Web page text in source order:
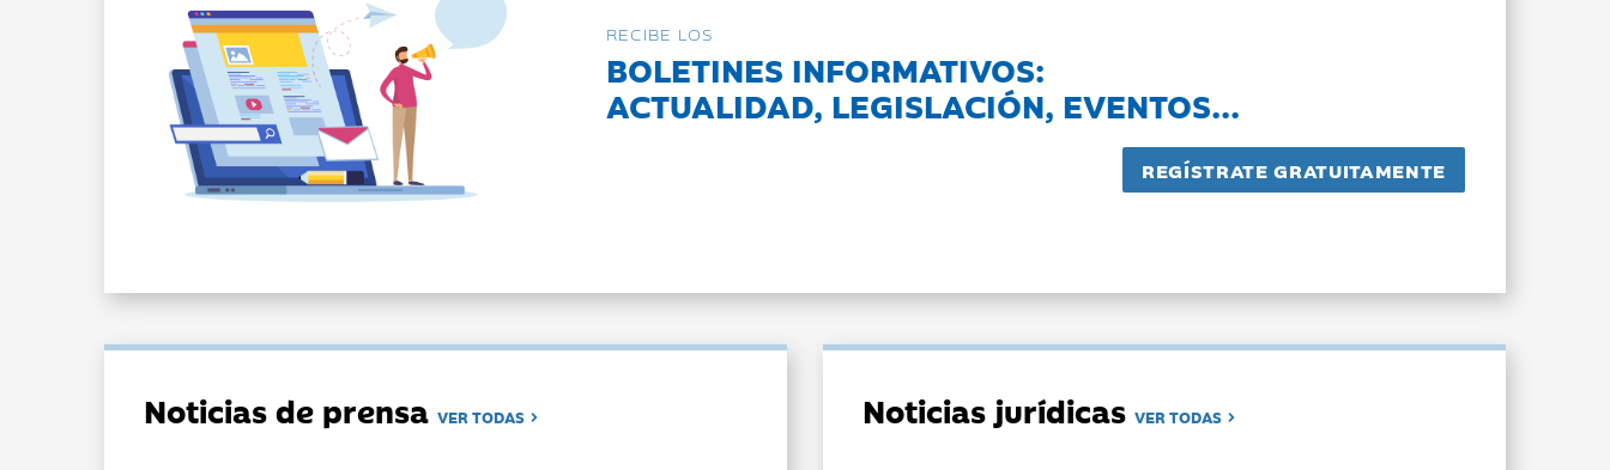
RECIBE LOS
BOLETINES INFORMATIVOS:
ACTUALIDAD, LEGISLACIÓN, EVENTOS...
Noticias de prensaVER TODAS Noticias jurídicasVER TODAS